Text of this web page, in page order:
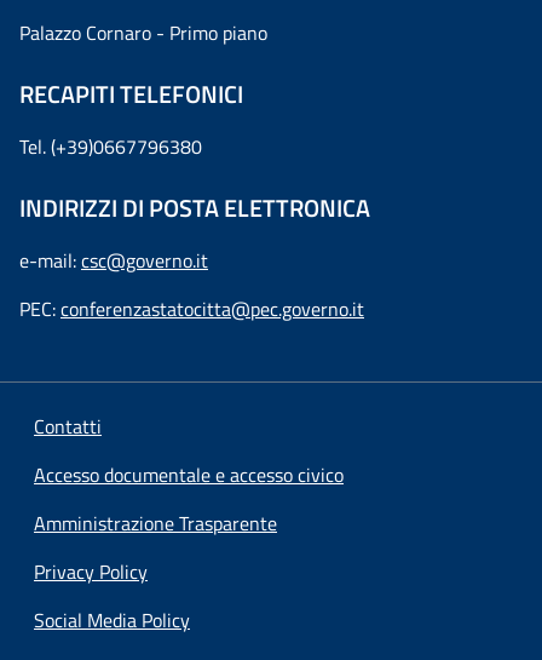
Palazzo Cornaro - Primo piano
RECAPITI TELEFONICI
Tel. (+39)0667796380
INDIRIZZI DI POSTA ELETTRONICA
e-mail:csc@governo.it
PEC:conferenzastatocitta@pec.governo.it
Contatti
Accesso documentale e accesso civico
Amministrazione Trasparente
Privacy Policy
Social Media Policy